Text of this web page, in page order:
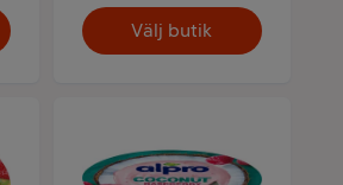
Välj butik